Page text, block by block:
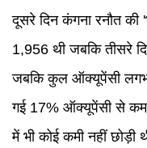
दूसरे दिन कंगना रनौत की
1,956 थी जबकि तीसरे
जबकि कुल ऑक्यूपेंसी
गई 17% ऑक्यूपेंसी से कम
में भी कोई कमी नहीं